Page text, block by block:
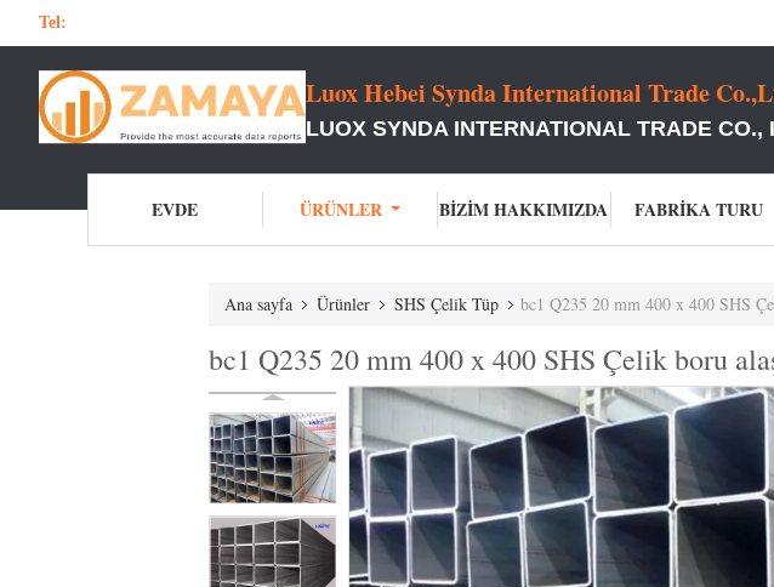
Tel:
Luox Hebei Synda International Trade
LUOX SYNDA INTERNATIONAL TRADE CO.,
EVDE ÜRÜNLER BIZIM HAKKIMIZDA FABRIKA TURU
Ana sayfa Ürünler SHS Çelik Tüp bc1 Q235 20 mm 400 x 400 SHS
bc1 Q235 20 mm 400 x 400 SHS Çelik boru